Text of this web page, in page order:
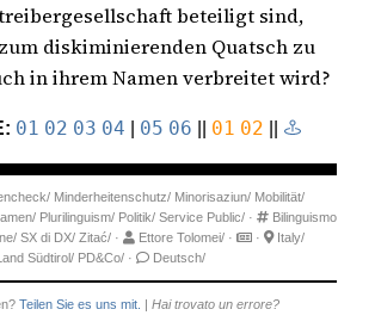
beteiligt sind,
diskiminierenden Quatsch zu
in ihrem Namen verbreitet wird?
01 02 03 04 | 05 06 || 01 02 ||
Minderheitenschutz/ Minorisaziun/ Mobilität/
Plurilinguism/ Politik/ Service Public/ ·
Bilinguismo
SX di DX/ Zitać/ · Ettore Tolomei/ · ·
Italy/
Südtirol/ PD&Co/ · Deutsch/
Teilen Sie es uns mit.
Hai trovato un errore?